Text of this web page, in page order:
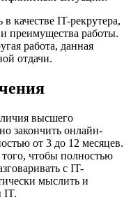
качестве IT-рекрутера,
преимущества работы.
работа, данная
отдачи.
высшего
закончить онлайн-
от 3 до 12 месяцев.
того, чтобы полностью
с IT-
мыслить и
IT.